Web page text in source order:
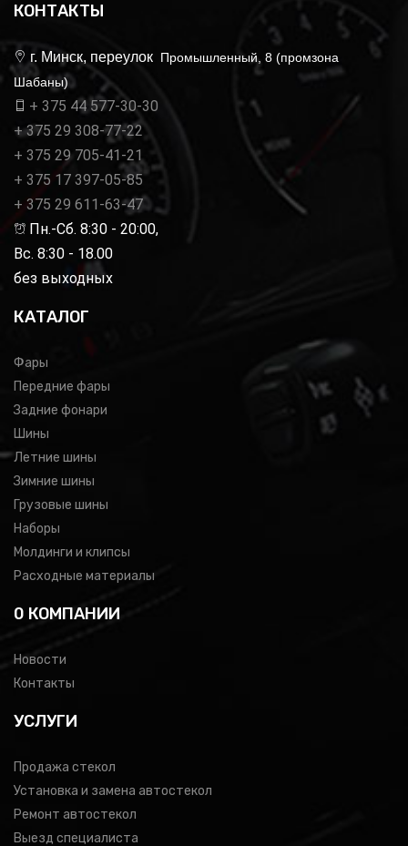
КОНТАКТЫ
г. Минск, переулок Промышленный, 8 (промзона
Шабаны)
+ 375 44 577-30-30
+ 375 29 308-77-22
+ 375 29 705-41-21
+ 375 17 397-05-85
+ 375 29 611-63-47
Пн.-Сб. 8:30 - 20:00,
Вс. 8:30 - 18.00
без выходных
КАТАЛОГ
Фары
Передние фары
Задние фонари
Шины
Летние шины
Зимние шины
Грузовые шины
Наборы
Молдинги и клипсы
Расходные материалы
0 КОМПАНИИ
Новости
Контакты
УСЛУГИ
Продажа стекол
Установка и замена автостекол
Ремонт автостекол
Выезд специалиста